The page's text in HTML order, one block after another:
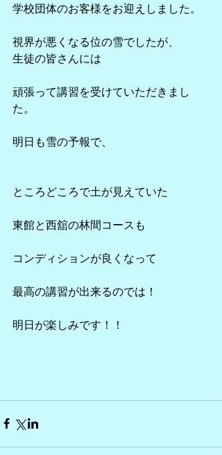
学校団体のお客様をお迎えしました。
視界が悪くなる位の雪でしたが、
生徒の皆さんには
頑張って講習を受けていただきまし
た。
明日も雪の予報で、
ところどころで土が見えていた
東館と西舘の林間コースも
コンディションが良くなって
最高の講習が出来るのでは！
明日が楽しみです！！